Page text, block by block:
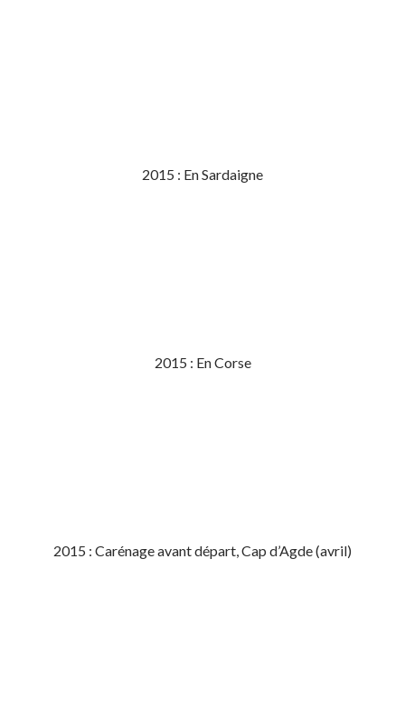
2015 : En Sardaigne
2015 : En Corse
2015 : Carénage avant départ, Cap d’Agde (avril)